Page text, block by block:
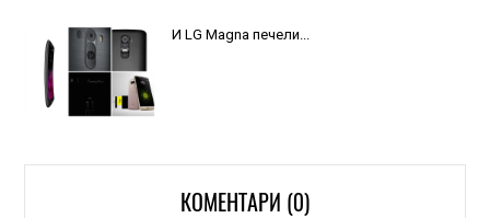
И LG Magna печели...
КОМЕНТАРИ (0)